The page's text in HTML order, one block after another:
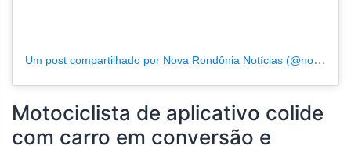
Um post compartilhado por Nova Rondônia Notícias (@novarondonia)
Motociclista de aplicativo colide
com carro em conversão e